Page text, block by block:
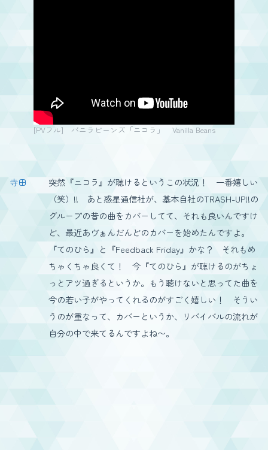
[PVフル] バニラビーンズ「ニコラ」 Vanilla Beans
寺田
突然『ニコラ』が聴けるというこの状況！ 一番嬉しい
（笑）!! あと惑星通信社が、基本自社のTRASH-UP!!の
グループの昔の曲をカバーしてて、それも良いんですけ
ど、最近あヴぁんだんどのカバーを始めたんですよ。
『てのひら』と『Feedback Friday』かな？ それもめ
ちゃくちゃ良くて！ 今『てのひら』が聴けるのがちょ
っとアツ過ぎるというか。もう聴けないと思ってた曲を
今の若い子がやってくれるのがすごく嬉しい！ そうい
うのが重なって、カバーというか、リバイバルの流れが
自分の中で来てるんですよね〜。